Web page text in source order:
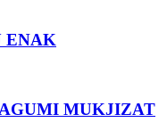
ENAK
MUKJIZAT